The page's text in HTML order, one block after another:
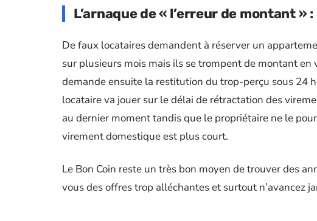
L’arnaque de « l’erreur de montant » :
De faux locataires demandent à réserver un
sur plusieurs mois mais ils se trompent de montant en
demande ensuite la restitution du trop-perçu sous 24
locataire va jouer sur le délai de rétractation des
au dernier moment tandis que le propriétaire ne le
virement domestique est plus court.
Le Bon Coin reste un très bon moyen de trouver des
vous des offres trop alléchantes et surtout n’avancez